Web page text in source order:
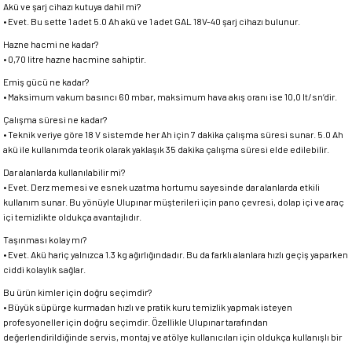
Akü ve şarj cihazı kutuya dahil mi?
• Evet. Bu sette 1 adet 5.0 Ah akü ve 1 adet GAL 18V-40 şarj cihazı bulunur.
Hazne hacmi ne kadar?
• 0,70 litre hazne hacmine sahiptir.
Emiş gücü ne kadar?
• Maksimum vakum basıncı 60 mbar, maksimum hava akış oranı ise 10,0 lt/sn’dir.
Çalışma süresi ne kadar?
• Teknik veriye göre 18 V sistemde her Ah için 7 dakika çalışma süresi sunar. 5.0 Ah
akü ile kullanımda teorik olarak yaklaşık 35 dakika çalışma süresi elde edilebilir.
Dar alanlarda kullanılabilir mi?
• Evet. Derz memesi ve esnek uzatma hortumu sayesinde dar alanlarda etkili
kullanım sunar. Bu yönüyle Ulupınar müşterileri için pano çevresi, dolap içi ve araç
içi temizlikte oldukça avantajlıdır.
Taşınması kolay mı?
• Evet. Akü hariç yalnızca 1.3 kg ağırlığındadır. Bu da farklı alanlara hızlı geçiş yaparken
ciddi kolaylık sağlar.
Bu ürün kimler için doğru seçimdir?
• Büyük süpürge kurmadan hızlı ve pratik kuru temizlik yapmak isteyen
profesyoneller için doğru seçimdir. Özellikle Ulupınar tarafından
değerlendirildiğinde servis, montaj ve atölye kullanıcıları için oldukça kullanışlı bir